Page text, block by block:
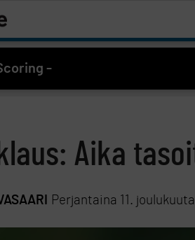
-
Aika
Perjantaina 11.